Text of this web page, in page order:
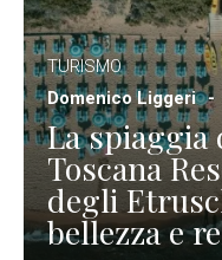
TURISMO
Domenico Liggeri
La spiaggia
Toscana
degli
bellezza e